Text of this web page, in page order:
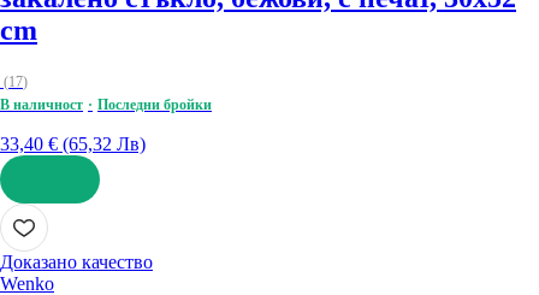
cm
(17)
В наличност
Последни бройки
33,40 € (65,32 Лв)
ДОБАВИ
Доказано качество
Wenko